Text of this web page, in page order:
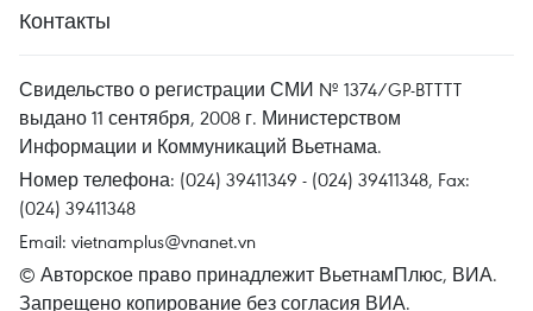
Контакты
Свидельство о регистрации СМИ № 1374/GP-BTTTT
выдано 11 сентября, 2008 г. Министерством
Информации и Коммуникаций Вьетнама.
Номер телефона: (024) 39411349 - (024) 39411348, Fax:
(024) 39411348
Email: vietnamplus@vnanet.vn
© Авторское право принадлежит ВьетнамПлюс, ВИА.
Запрещено копирование без согласия ВИА.